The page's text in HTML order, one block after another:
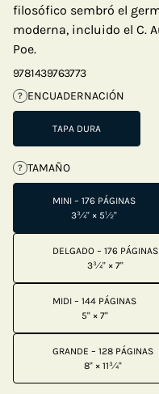
filosófico sembró el
moderna, incluido el C.
Poe.
9781439763773
? ENCUADERNACIÓN
TAPA DURA
? TAMAÑO
MINI – 176 PÁGINAS
3¾" × 5½"
DELGADO – 176 PÁGINAS
3¾" × 7"
MIDI – 144 PÁGINAS
5" × 7"
GRANDE – 128 PÁGINAS
8" × 11¾"